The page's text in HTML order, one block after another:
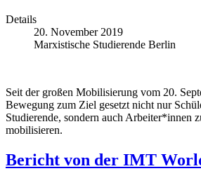
Details
20. November 2019
Marxistische Studierende Berlin
Seit der großen Mobilisierung vom 20.
Bewegung zum Ziel gesetzt nicht nur
Studierende, sondern auch Arbeiter*innen
mobilisieren.
Bericht von der IMT